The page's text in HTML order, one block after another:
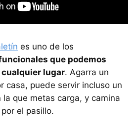
es uno de los
que podemos
cualquier lugar. Agarra un
casa, puede servir incluso un
que metas carga, y camina
el pasillo.